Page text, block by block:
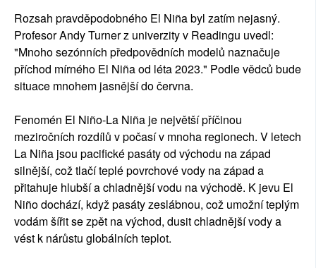
Rozsah pravděpodobného El Niña byl zatím nejasný.
Profesor Andy Turner z univerzity v Readingu uvedl:
"Mnoho sezónních předpovědních modelů naznačuje
příchod mírného El Niña od léta 2023." Podle vědců bude
situace mnohem jasnější do června.
Fenomén El Niño-La Niña je největší příčinou
meziročních rozdílů v počasí v mnoha regionech. V letech
La Niña jsou pacifické pasáty od východu na západ
silnější, což tlačí teplé povrchové vody na západ a
přitahuje hlubší a chladnější vodu na východě. K jevu El
Niño dochází, když pasáty zeslábnou, což umožní teplým
vodám šířit se zpět na východ, dusit chladnější vody a
vést k nárůstu globálních teplot.